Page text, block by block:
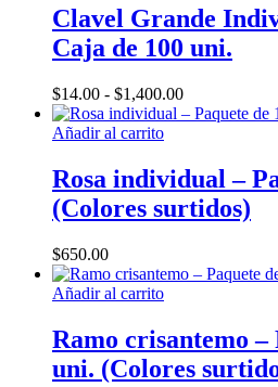
tiene
múltiples
variantes.
se
pueden
la
página
de
Clavel Grande
Caja de 100 uni.
$14.00 - $1,400.00Rango
de
$14.00
hasta
$1,400.00
Añadir al carrito
Rosa individual –
(Colores surtidos)
$650.00
Añadir al carrito
Ramo crisantemo –
uni. (Colores